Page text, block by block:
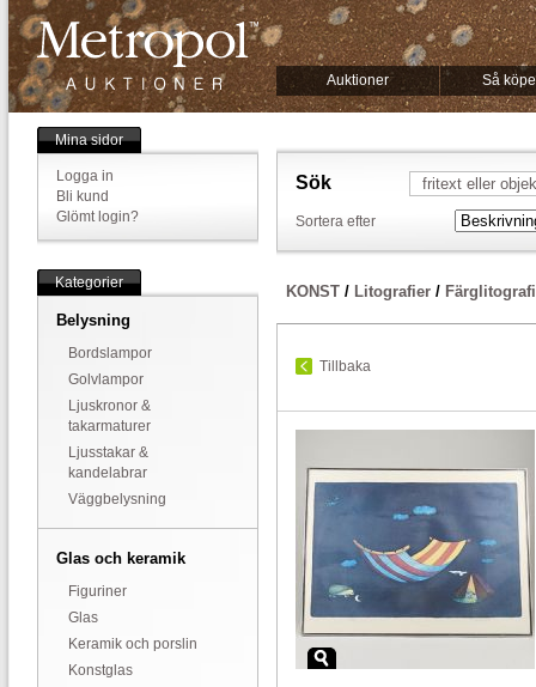
Auktioner Så
Mina sidor
Logga in
Bli kund
Glömt login?
Kategorier
Belysning
Bordslampor
Golvlampor
Ljuskronor &
takarmaturer
Ljusstakar &
kandelabrar
Väggbelysning
Glas och keramik
Figuriner
Glas
Keramik och porslin
Konstglas
Sök
Sortera efter
KONST / Litografier /
Tillbaka